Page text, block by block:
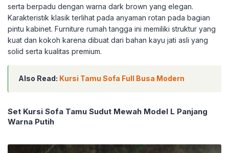
serta berpadu dengan warna dark brown yang elegan.
Karakteristik klasik terlihat pada anyaman rotan pada bagian
pintu kabinet. Furniture rumah tangga ini memiliki struktur yang
kuat dan kokoh karena dibuat dari bahan kayu jati asli yang
solid serta kualitas premium.
Also Read: Kursi Tamu Sofa Full Busa Modern
Set Kursi Sofa Tamu Sudut Mewah Model L Panjang
Warna Putih